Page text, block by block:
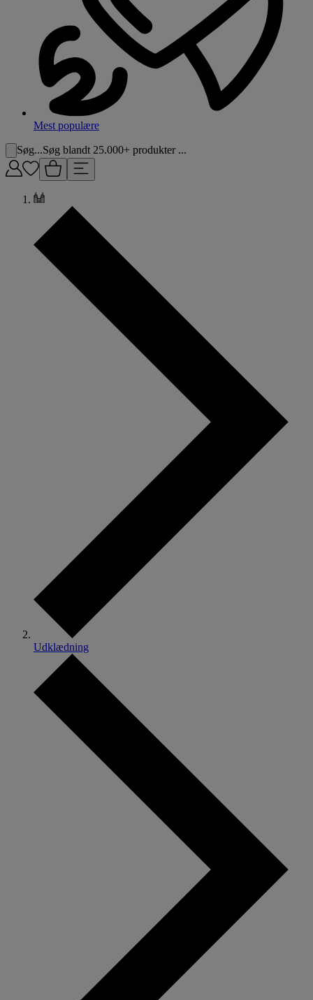
Mest populære
Søg...Søg blandt 25.000+ produkter ...
Udklædning